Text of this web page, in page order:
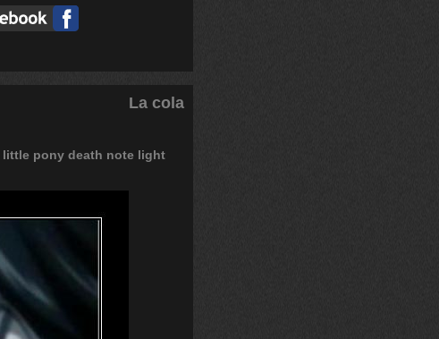
La cola
little pony death note light